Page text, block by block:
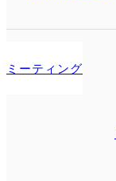
ミーティング